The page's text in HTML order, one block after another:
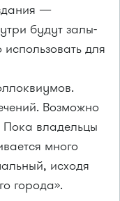
—
будут залы-
для
Возможно
Пока владельцы
много
исходя
города».